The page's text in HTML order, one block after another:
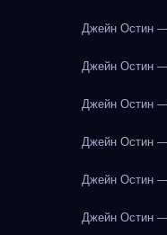
Джейн Остин —
Джейн Остин —
Джейн Остин —
Джейн Остин —
Джейн Остин —
Джейн Остин —